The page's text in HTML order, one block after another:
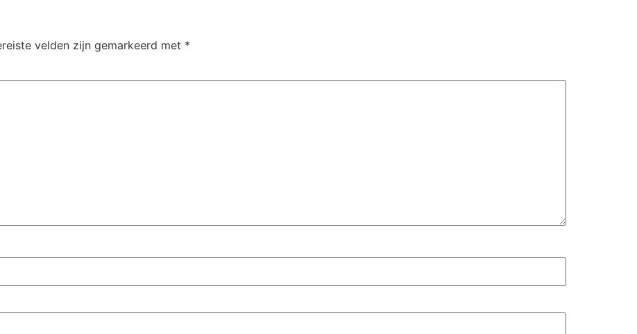
velden zijn gemarkeerd met *